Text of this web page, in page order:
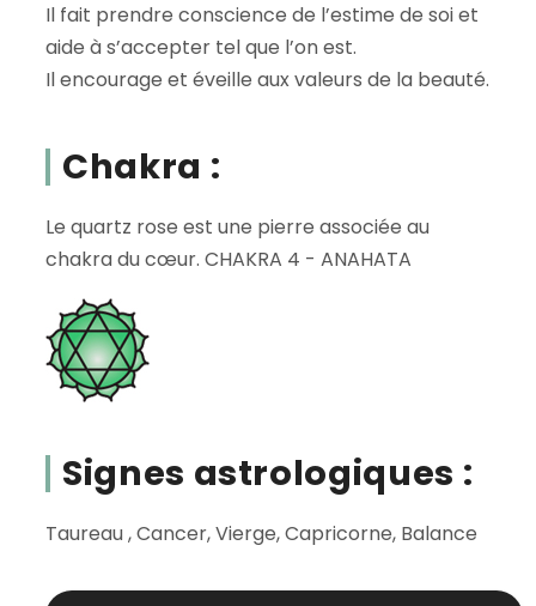
Il fait prendre conscience de l’estime de soi et
aide à s’accepter tel que l’on est.
Il encourage et éveille aux valeurs de la beauté.
Chakra :
Le quartz rose est une pierre associée au
chakra du cœur. CHAKRA 4 - ANAHATA
Signes astrologiques :
Taureau , Cancer, Vierge, Capricorne, Balance